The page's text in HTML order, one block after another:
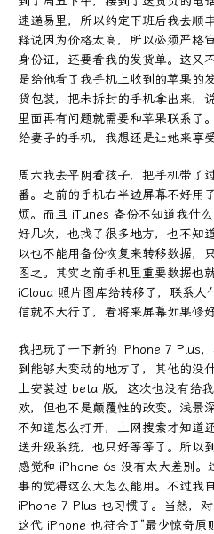
速递易里，所以约定下班后我去顺
释说因为价格太高，所以必须严格
身份证，还要看我的发货单。这又
是给他看了我手机上收到的苹果的
货包装，把未拆封的手机拿出来，
里面再有问题就需要和苹果联系了
给妻子的手机，我想还是让她来享
周六我去平阴看孩子，把手机带了
番。之前的手机右半边屏幕不好用
烦。而且 iTunes 备份不知道我什
好几次，也找了很多地方，也不知
以也不能用备份恢复来转移数据，
图之。其实之前手机里重要数据也
iCloud 照片图库给转移了，联系
信就不大行了，看将来屏幕如果修
我把玩了一下新的 iPhone 7 Plus
到能够大变动的地方了，其他的没
上安装过 beta 版，这次也没有给
欢，但也不是颠覆性的改变。浅景
不知道怎么打开，上网搜索才知道
送升级系统，也只好等等了。所以
感觉和 iPhone 6s 没有太大差别。
事的觉得这么大怎么能用。不过我
iPhone 7 Plus 也习惯了。当然，
这代 iPhone 也符合了”最少惊奇原